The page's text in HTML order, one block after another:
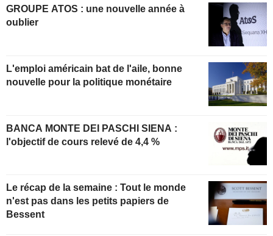
GROUPE ATOS : une nouvelle année à
oublier
L'emploi américain bat de l'aile, bonne
nouvelle pour la politique monétaire
BANCA MONTE DEI PASCHI SIENA :
l'objectif de cours relevé de 4,4 %
Le récap de la semaine : Tout le monde
n'est pas dans les petits papiers de
Bessent